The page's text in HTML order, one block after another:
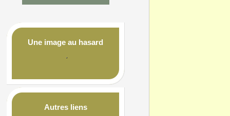
Une image au hasard
Autres liens